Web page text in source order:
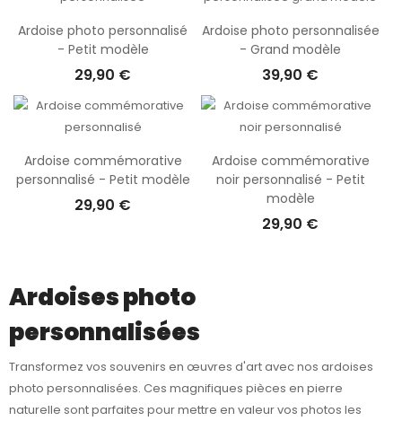
trouvent facilement leur place sur une étagère, un bureau ou un
buffet, ajoutant une touche élégante et naturelle à votre
décoration. Exprimez votre créativité en personnalisant votre
propre ardoise photo et offrez un cadeau unique, plein de sens
Ardoise photo personnalisé
- Petit modèle
29,90 €
Ardoise photo personnalisée
- Grand modèle
39,90 €
Ardoise commémorative
personnalisé - Petit modèle
29,90 €
Ardoise commémorative
noir personnalisé - Petit
modèle
29,90 €
Ardoises photo
personnalisées
Transformez vos souvenirs en œuvres d'art avec nos ardoises
photo personnalisées. Ces magnifiques pièces en pierre
naturelle sont parfaites pour mettre en valeur vos photos les